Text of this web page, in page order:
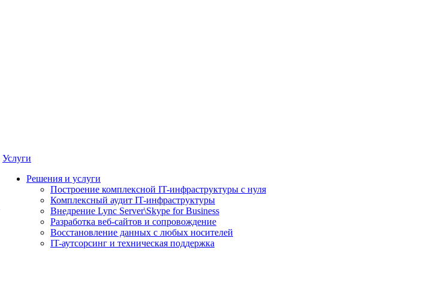
Услуги
Решения и услуги
Построение комплексной IT-инфраструктуры с нуля
Комплексный аудит IT-инфраструктуры
Внедрение Lync Server\Skype for Business
Разработка веб-сайтов и сопровождение
Восстановление данных с любых носителей
IT-аутсорсинг и техническая поддержка